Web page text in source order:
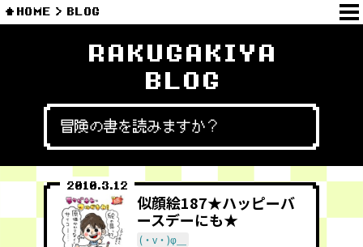
HOME BLOG
RAKUGAKIYA
BLOG
冒険の書を読みますか？
2010.3.12
似顔絵187★ハッピーバ
ースデーにも★
(・v・)φ＿